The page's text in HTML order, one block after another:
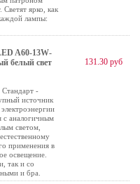
ярко, как
лампы:
A60-13W-
белый свет
-
источник
с аналогичным
светом,
применения в
освещение.
так и со
и бра.
131.30 руб